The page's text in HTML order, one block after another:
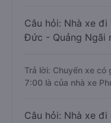
Câu hỏi: Nhà xe đi
Đức - Quảng Ngãi
Trả lời: Chuyến xe
7:00 là của nhà xe
Câu hỏi: Nhà xe